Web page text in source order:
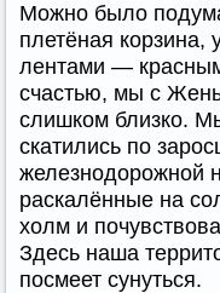
Можно было
плетёная
лентами —
счастью, мы с
слишком близко.
скатились по
железнодорожной
раскалённые на
холм и
Здесь наша
посмеет сунуться.